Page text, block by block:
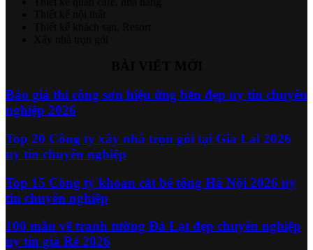
Báo giá thi công sơn hiệu ứng bền đẹp uy tín chuyên
nghiệp 2026
Top 20 Công ty xây nhà trọn gói tại Gia Lai 2026
uy tín chuyên nghiệp
Top 15 Công ty khoan cắt bê tông Hà Nội 2026 uy
tín chuyên nghiệp
100 mẫu vẽ tranh tường Đà Lạt đẹp chuyên nghiệp
uy tín giá Rẻ 2026